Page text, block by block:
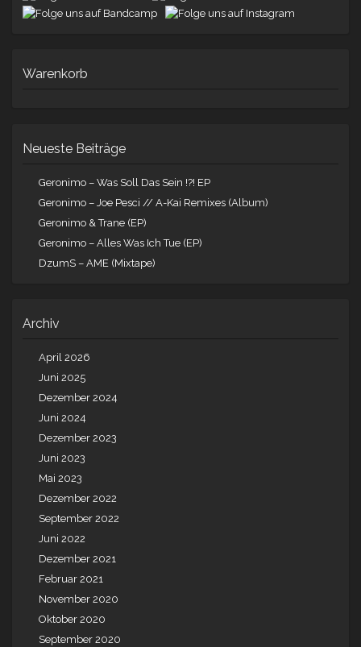
Warenkorb
Neueste Beiträge
Geronimo – Was Soll Das Sein !?! EP
Geronimo – Joe Pesci // A-Kai Remixes (Album)
Geronimo & Trane (EP)
Geronimo – Alles Was Ich Tue (EP)
DzumS – AME (Mixtape)
Archiv
April 2026
Juni 2025
Dezember 2024
Juni 2024
Dezember 2023
Juni 2023
Mai 2023
Dezember 2022
September 2022
Juni 2022
Dezember 2021
Februar 2021
November 2020
Oktober 2020
September 2020